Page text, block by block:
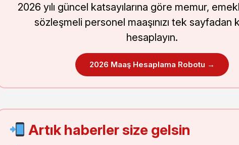
2026 yılı güncel katsayılarına göre memur,
sözleşmeli personel maaşınızı tek sayfadan
hesaplayın.
2026 Maaş Hesaplama Robotu →
Artık haberler size gelsin